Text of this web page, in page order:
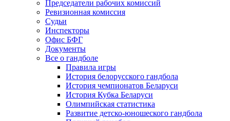
Председатели рабочих комиссий
Ревизионная комиссия
Судьи
Инспекторы
Офис БФГ
Документы
Все о гандболе
Правила игры
История белорусского гандбола
История чемпионатов Беларуси
История Кубка Беларуси
Олимпийская статистика
Развитие детско-юношеского гандбола